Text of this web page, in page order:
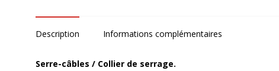
Description Informations complémentaires
Serre-câbles / Collier de serrage.